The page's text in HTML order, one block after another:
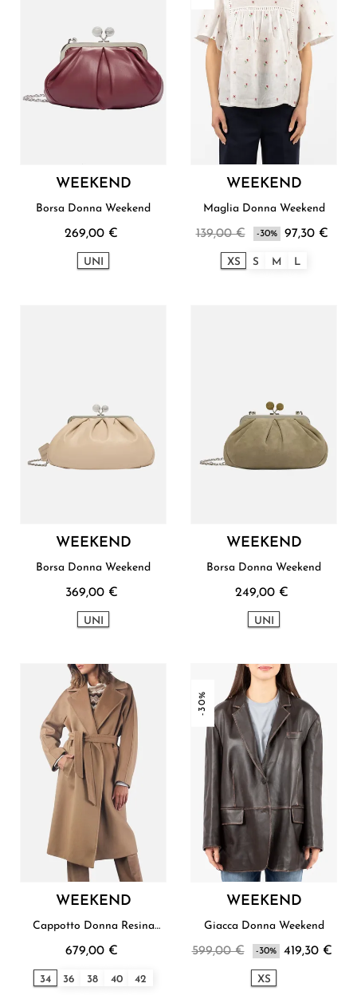
WEEKEND
Borsa Donna Weekend
269,00 €
UNI
WEEKEND
Maglia Donna Weekend
139,00 € -30% 97,30 €
XS S M L
WEEKEND
Borsa Donna Weekend
369,00 €
UNI
WEEKEND
Borsa Donna Weekend
249,00 €
UNI
WEEKEND
Cappotto Donna Resina
679,00 €
34 36 38 40 42
-30%
WEEKEND
Giacca Donna Weekend
599,00 € -30% 419,30 €
XS